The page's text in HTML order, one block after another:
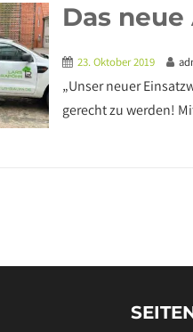
Das
23. Oktober 2019
„Unser neuer
gerecht zu werden!